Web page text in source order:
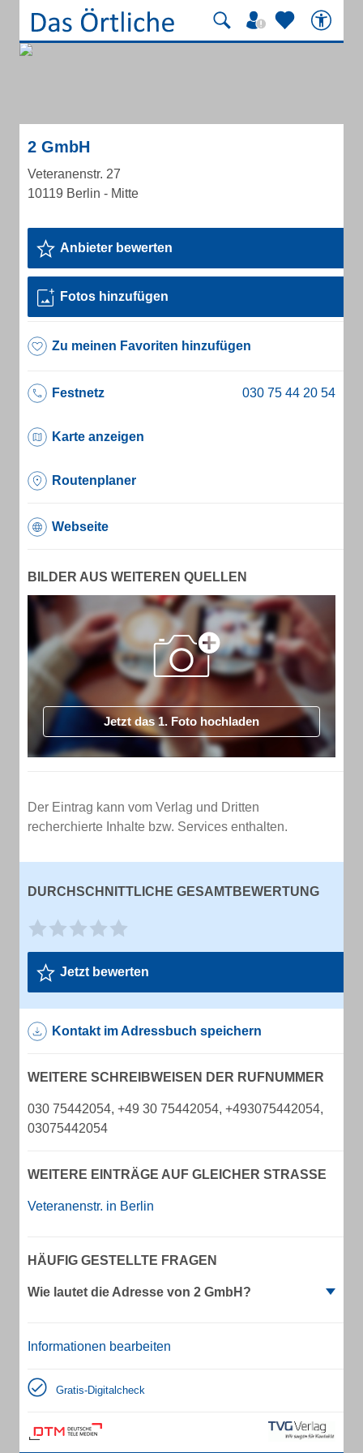
2 GmbH
Veteranenstr. 27
10119 Berlin - Mitte
Anbieter bewerten
Fotos hinzufügen
Zu meinen Favoriten hinzufügen
Festnetz
Karte anzeigen
Routenplaner
Webseite
BILDER AUS WEITEREN QUELLEN
Jetzt das 1. Foto hochladen
Der Eintrag kann vom Verlag und Dritten
recherchierte Inhalte bzw. Services enthalten.
DURCHSCHNITTLICHE GESAMTBEWERTUNG
Jetzt bewerten
Kontakt im Adressbuch speichern
WEITERE SCHREIBWEISEN DER RUFNUMMER
030 75442054, +49 30 75442054, +493075442054,
03075442054
WEITERE EINTRÄGE AUF GLEICHER STRASSE
Veteranenstr. in Berlin
HÄUFIG GESTELLTE FRAGEN
Wie lautet die Adresse von 2 GmbH?
Informationen bearbeiten
Gratis-Digitalcheck